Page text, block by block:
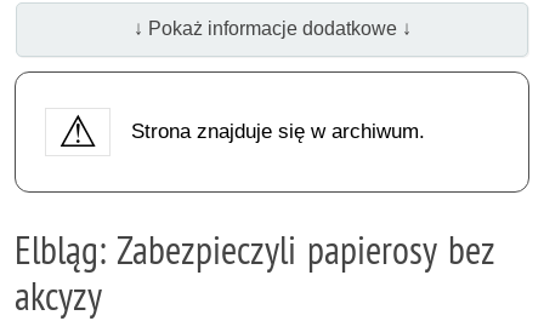
↓ Pokaż informacje dodatkowe ↓
Strona znajduje się w archiwum.
Elbląg: Zabezpieczyli papierosy bez
akcyzy